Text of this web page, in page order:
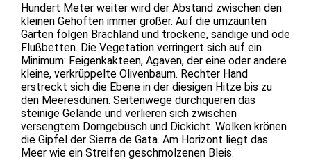
Hundert Meter weiter wird der Abstand zwischen den
kleinen Gehöften immer größer. Auf die umzäunten
Gärten folgen Brachland und trockene, sandige und öde
Flußbetten. Die Vegetation verringert sich auf ein
Minimum: Feigenkakteen, Agaven, der eine oder andere
kleine, verkrüppelte Olivenbaum. Rechter Hand
erstreckt sich die Ebene in der diesigen Hitze bis zu
den Meeresdünen. Seitenwege durchqueren das
steinige Gelände und verlieren sich zwischen
versengtem Dorngebüsch und Dickicht. Wolken krönen
die Gipfel der Sierra de Gata. Am Horizont liegt das
Meer wie ein Streifen geschmolzenen Bleis.